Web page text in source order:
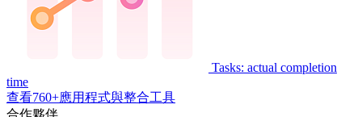
Tasks: actual completion
time
查看760+應用程式與整合工具
合作夥伴